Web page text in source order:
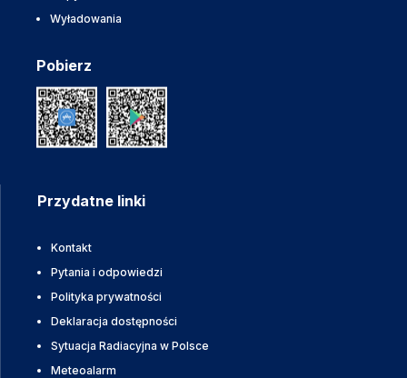
Wyładowania
Pobierz
Przydatne linki
Kontakt
Pytania i odpowiedzi
Polityka prywatności
Deklaracja dostępności
Sytuacja Radiacyjna w Polsce
Meteoalarm